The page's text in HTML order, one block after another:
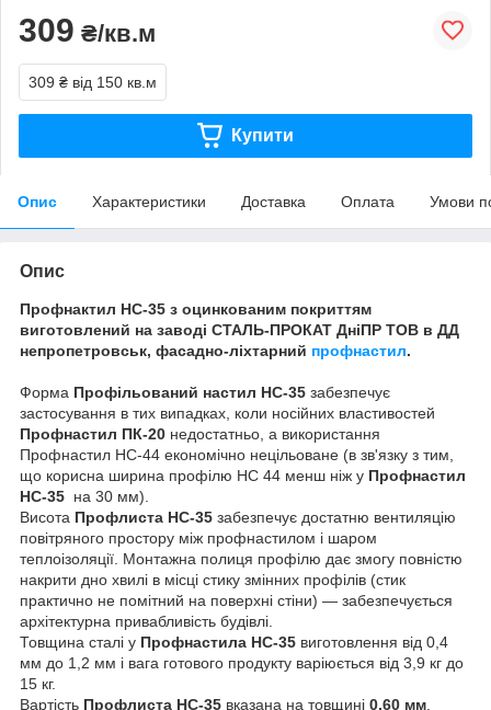
309 ₴/кв.м
309 ₴ від 150 кв.м
Купити
Опис Характеристики Доставка Оплата Умови
Опис
Профнактил НС-35 з оцинкованим покриттям
виготовлений на заводі СТАЛЬ-ПРОКАТ ДніПР ТОВ в ДД
непропетровськ, фасадно-ліхтарний профнастил.
Форма Профільований настил НС-35 забезпечує
застосування в тих випадках, коли носійних властивостей
Профнастил ПК-20 недостатньо, а використання
Профнастил НС-44 економічно нецільоване (в зв'язку з тим,
що корисна ширина профілю НС 44 менш ніж у Профнастил
НС-35 на 30 мм).
Висота Профлиста НС-35 забезпечує достатню вентиляцію
повітряного простору між профнастилом і шаром
теплоізоляції. Монтажна полиця профілю дає змогу повністю
накрити дно хвилі в місці стику змінних профілів (стик
практично не помітний на поверхні стіни) — забезпечується
архітектурна привабливість будівлі.
Товщина сталі у Профнастила НС-35 виготовлення від 0,4
мм до 1,2 мм і вага готового продукту варіюється від 3,9 кг до
15 кг.
Вартість Профлиста НС-35 вказана на товщині 0.60 мм